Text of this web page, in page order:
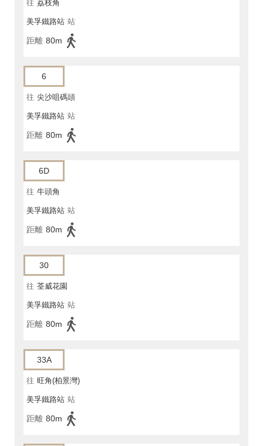
往 荔枝角
美孚鐵路站 站
距離 80m
6
往 尖沙咀碼頭
美孚鐵路站 站
距離 80m
6D
往 牛頭角
美孚鐵路站 站
距離 80m
30
往 荃威花園
美孚鐵路站 站
距離 80m
33A
往 旺角(柏景灣)
美孚鐵路站 站
距離 80m